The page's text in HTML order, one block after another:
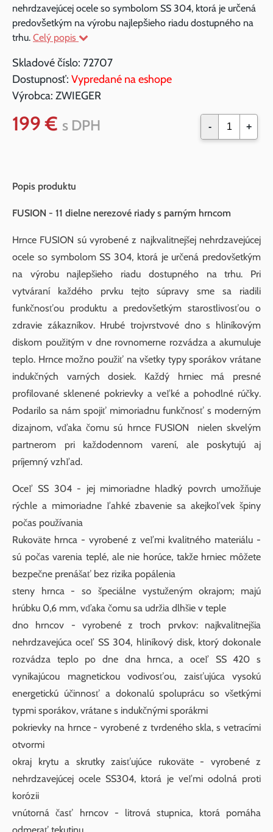
nehrdzavejúcej ocele so symbolom SS 304, ktorá je určená
predovšetkým na výrobu najlepšieho riadu dostupného na
trhu. Celý popis
Skladové číslo: 72707
Dostupnosť: Vypredané na eshope
Výrobca: ZWIEGER
199 € s DPH - +
Popis produktu
FUSION - 11 dielne nerezové riady s parným hrncom
Hrnce FUSION sú vyrobené z najkvalitnejšej nehrdzavejúcej
ocele so symbolom SS 304, ktorá je určená predovšetkým
na výrobu najlepšieho riadu dostupného na trhu. Pri
vytváraní každého prvku tejto súpravy sme sa riadili
funkčnosťou produktu a predovšetkým starostlivosťou o
zdravie zákazníkov. Hrubé trojvrstvové dno s hliníkovým
diskom použitým v dne rovnomerne rozvádza a akumuluje
teplo. Hrnce možno použiť na všetky typy sporákov vrátane
indukčných varných dosiek. Každý hrniec má presné
profilované sklenené pokrievky a veľké a pohodlné rúčky.
Podarilo sa nám spojiť mimoriadnu funkčnosť s moderným
dizajnom, vďaka čomu sú hrnce FUSION nielen skvelým
partnerom pri každodennom varení, ale poskytujú aj
príjemný vzhľad.
Oceľ SS 304 - jej mimoriadne hladký povrch umožňuje
rýchle a mimoriadne ľahké zbavenie sa akejkoľvek špiny
počas používania
Rukoväte hrnca - vyrobené z veľmi kvalitného materiálu -
sú počas varenia teplé, ale nie horúce, takže hrniec môžete
bezpečne prenášať bez rizika popálenia
steny hrnca - so špeciálne vystuženým okrajom; majú
hrúbku 0,6 mm, vďaka čomu sa udržia dlhšie v teple
dno hrncov - vyrobené z troch prvkov: najkvalitnejšia
nehrdzavejúca oceľ SS 304, hliníkový disk, ktorý dokonale
rozvádza teplo po dne dna hrnca, a oceľ SS 420 s
vynikajúcou magnetickou vodivosťou, zaisťujúca vysokú
energetickú účinnosť a dokonalú spoluprácu so všetkými
typmi sporákov, vrátane s indukčnými sporákmi
pokrievky na hrnce - vyrobené z tvrdeného skla, s vetracími
otvormi
okraj krytu a skrutky zaisťujúce rukoväte - vyrobené z
nehrdzavejúcej ocele SS304, ktorá je veľmi odolná proti
korózii
vnútorná časť hrncov - litrová stupnica, ktorá pomáha